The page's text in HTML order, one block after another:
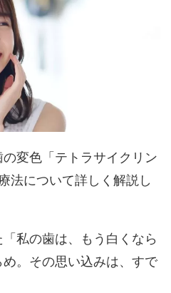
変色「テトラサイクリン
法について詳しく解説し
私の歯は、もう白くなら
。その思い込みは、すで